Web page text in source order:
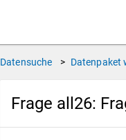
Datensuche > Datenpaket
Frage all26: